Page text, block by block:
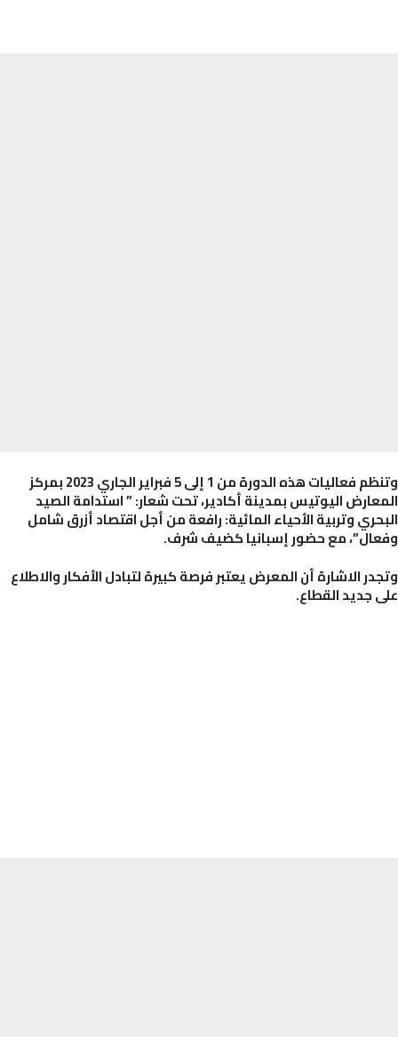
وتنظم فعاليات هذه الدورة من 1 إلى 5 فبراير الجاري 2023 بمركز
اليوتيس بمدينة أكادير، تحت شعار: ” استدامة الصيد
وتربية الأحياء المائية: رافعة من أجل اقتصاد أزرق شامل
مع حضور إسبانيا كضيف شرف.
الاشارة أن المعرض يعتبر فرصة كبيرة لتبادل الأفكار والاطلاع
جديد القطاع.